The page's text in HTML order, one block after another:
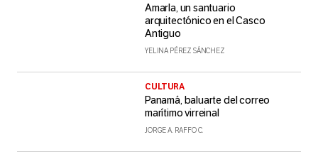
Amarla, un santuario
arquitectónico en el Casco
Antiguo
YELINA PÉREZ SÁNCHEZ
CULTURA
Panamá, baluarte del correo
marítimo virreinal
JORGE A. RAFFO C.